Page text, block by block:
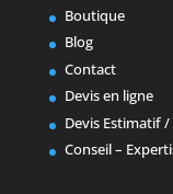
Boutique
Blog
Contact
Devis en ligne
Devis Estimatif
Conseil –